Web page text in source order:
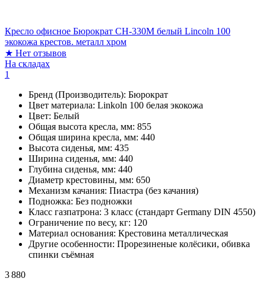
Кресло офисное Бюрократ CH-330M белый Lincoln 100
экокожа крестов. металл хром
★ Нет отзывов
На складах
1
Бренд (Производитель): Бюрократ
Цвет материала: Linkoln 100 белая экокожа
Цвет: Белый
Общая высота кресла, мм: 855
Общая ширина кресла, мм: 440
Высота сиденья, мм: 435
Ширина сиденья, мм: 440
Глубина сиденья, мм: 440
Диаметр крестовины, мм: 650
Механизм качания: Пиастра (без качания)
Подножка: Без подножки
Класс газпатрона: 3 класс (стандарт Germany DIN 4550)
Ограничение по весу, кг: 120
Материал основания: Крестовина металлическая
Другие особенности: Прорезиненые колёсики, обивка
спинки съёмная
3 880